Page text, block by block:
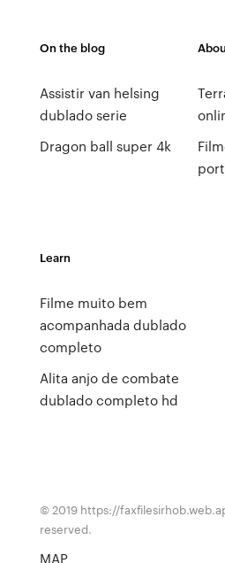
On the blog
Assistir van helsing
dublado serie
Dragon ball super 4k
Learn
Filme muito bem
acompanhada dublado
completo
Alita anjo de combate
dublado completo hd
© 2019 https://
reserved.
MAP